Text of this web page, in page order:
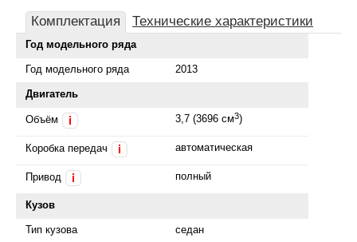
Комплектация Технические характеристики
Год модельного ряда
Год модельного ряда 2013
Двигатель
Объём 3,7 (3696 см3)
Коробка передач автоматическая
Привод полный
Кузов
Тип кузова седан